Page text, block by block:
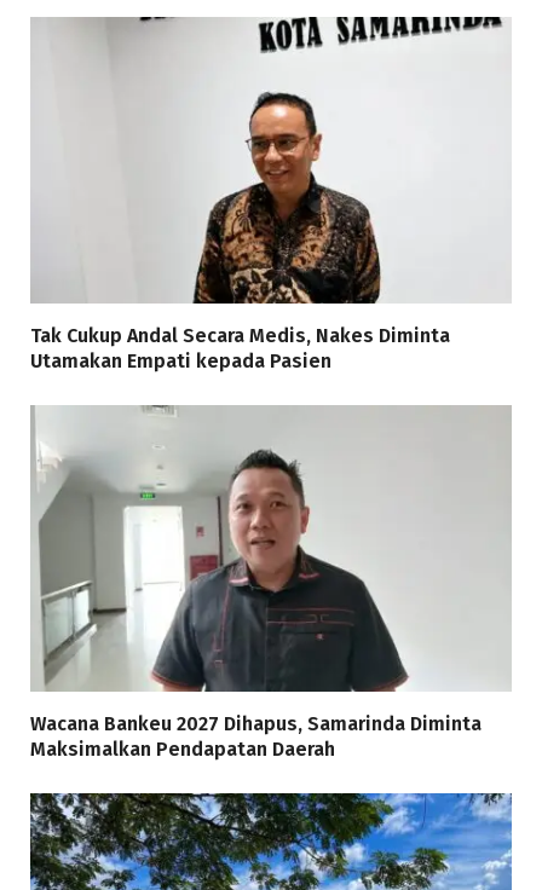
Tak Cukup Andal Secara Medis, Nakes Diminta
Utamakan Empati kepada Pasien
Wacana Bankeu 2027 Dihapus, Samarinda Diminta
Maksimalkan Pendapatan Daerah